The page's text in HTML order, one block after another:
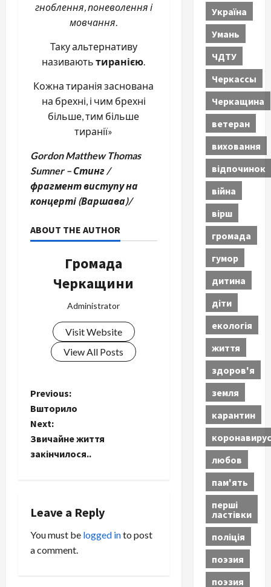
гноблення, поневолення і
мовчання
Таку альтернативу
називаютьтиранією
Кожна тиранія заснована
на брехні, і чим брехні
більше, тим більше
тиранії»
Gordon Matthew Thomas
Sumner – Стинг /
фрагмент виступу на
концерті (Варшава)/
ABOUT THE AUTHOR
Громада
Черкащини
Administrator
Visit Website
View All Posts
P
o
s
v
Previous:
Вшторило
Next:
Звичайне життя
закінчилося..
Leave a Reply
You must be logged into post
a comment.
Україна
Умань
ЧДТУ
Черкассы
Черкащина
ветеран
виховання
відпочинок
війна
вірш
громада
гумор
дитина
діти
екологія
життя
здоров'я
земля
карантин
коронавирус
любов
пам'ять
перші
ластівки
поліція
поэзия
поэзия